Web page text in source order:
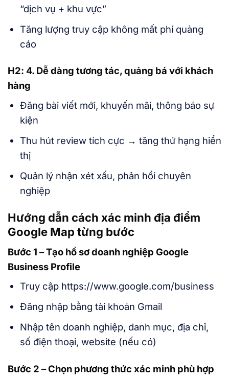
“dịch vụ + khu vực”
Tăng lượng truy cập không mất phí quảng
cáo
H2: 4. Dễ dàng tương tác, quảng bá với khách
hàng
Đăng bài viết mới, khuyến mãi, thông báo sự
kiện
Thu hút review tích cực → tăng thứ hạng hiển
thị
Quản lý nhận xét xấu, phản hồi chuyên
nghiệp
Hướng dẫn cách xác minh địa điểm
Google Map từng bước
Bước 1 – Tạo hồ sơ doanh nghiệp Google
Business Profile
Truy cập https://www.google.com/business
Đăng nhập bằng tài khoản Gmail
Nhập tên doanh nghiệp, danh mục, địa chỉ,
số điện thoại, website (nếu có)
Bước 2 – Chọn phương thức xác minh phù hợp